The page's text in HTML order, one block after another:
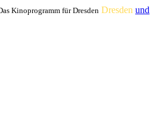
Kinoprogramm für Dresden Dresden und